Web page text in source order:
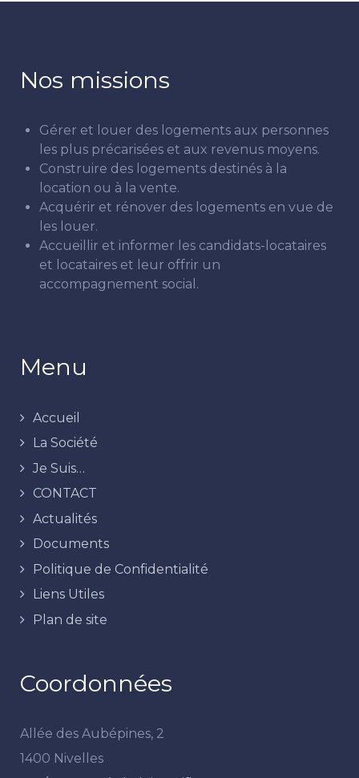
Nos missions
Gérer et louer des logements aux personnes
les plus précarisées et aux revenus moyens.
Construire des logements destinés à la
location ou à la vente.
Acquérir et rénover des logements en vue de
les louer.
Accueillir et informer les candidats-locataires
et locataires et leur offrir un
accompagnement social.
Menu
Accueil
La Société
Je Suis…
CONTACT
Actualités
Documents
Politique de Confidentialité
Liens Utiles
Plan de site
Coordonnées
Allée des Aubépines, 2
1400 Nivelles